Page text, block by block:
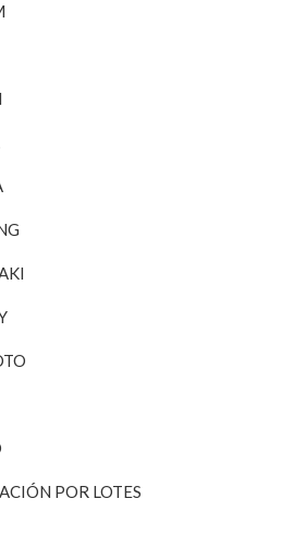
POR LOTES